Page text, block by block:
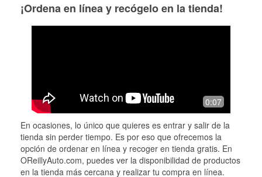
¡Ordena en línea y recógelo en la tienda!
0:07
En ocasiones, lo único que quieres es entrar y salir de la
tienda sin perder tiempo. Es por eso que ofrecemos la
opción de ordenar en línea y recoger en tienda gratis. En
OReillyAuto.com, puedes ver la disponibilidad de productos
en la tienda más cercana y realizar tu compra en línea.